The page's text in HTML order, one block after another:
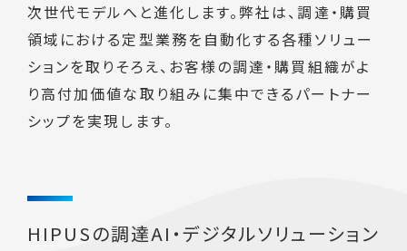
次世代モデルへと進化します。弊社は、調達・購買
領域における定型業務を自動化する各種ソリュー
ションを取りそろえ、お客様の調達・購買組織がよ
り高付加価値な取り組みに集中できるパートナー
シップを実現します。
HIPUSの調達AI・デジタルソリューション